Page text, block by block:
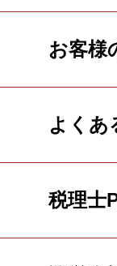
お客様
よくあ
税理士